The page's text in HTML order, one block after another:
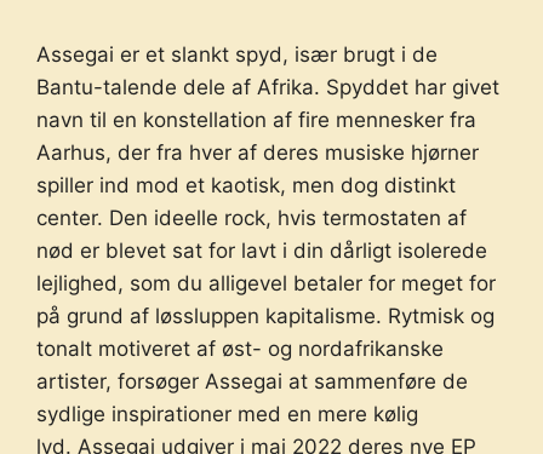
Assegai er et slankt spyd, især brugt i de
Bantu-talende dele af Afrika. Spyddet har givet
navn til en konstellation af fire mennesker fra
Aarhus, der fra hver af deres musiske hjørner
spiller ind mod et kaotisk, men dog distinkt
center. Den ideelle rock, hvis termostaten af
nød er blevet sat for lavt i din dårligt isolerede
lejlighed, som du alligevel betaler for meget for
på grund af løssluppen kapitalisme. Rytmisk og
tonalt motiveret af øst- og nordafrikanske
artister, forsøger Assegai at sammenføre de
sydlige inspirationer med en mere kølig
lyd. Assegai udgiver i maj 2022 deres nye EP